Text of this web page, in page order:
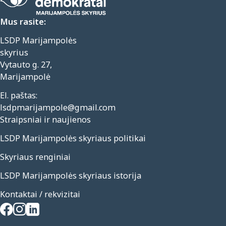
Mus rasite:
LSDP Marijampolės
skyrius
Vytauto g. 27,
Marijampolė
El. paštas:
lsdpmarijampole@gmail.com
Straipsniai ir naujienos
LSDP Marijampolės skyriaus politikai
Skyriaus renginiai
LSDP Marijampolės skyriaus istorija
Kontaktai / rekvizitai